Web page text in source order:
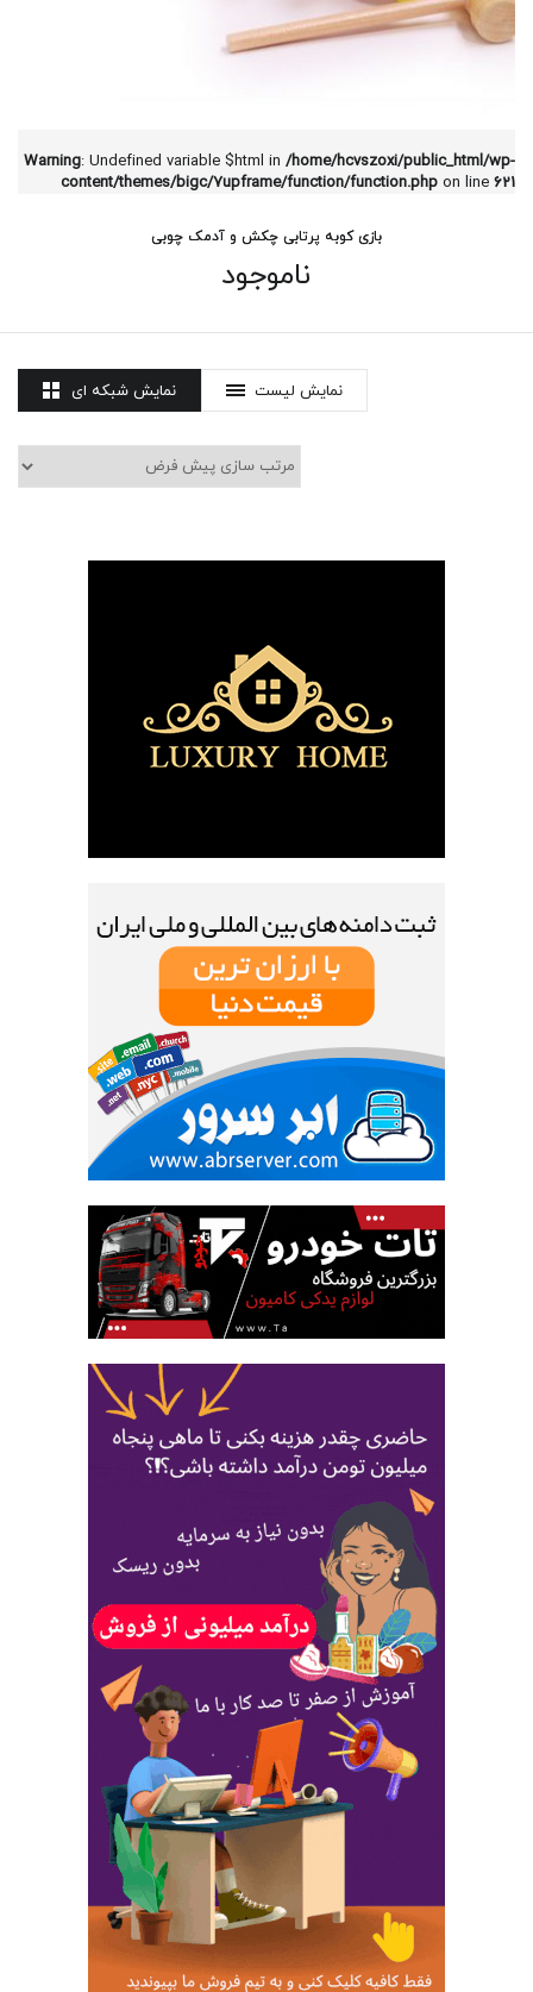
Warning: Undefined variable $html in /home/hcvszoxi/public_html/wp-
content/themes/bigc/7upframe/function/function.php on line 621
بازی کوبه پرتابی چکش و آدمک چوبی
ناموجود
نمایش شبکه ای نمایش لیست